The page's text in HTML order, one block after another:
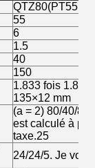
55
6
1.5
40
150
1.833 fois 1.833
135×12 mm
(a = 2) 80/40/
est calculé à
taxe.25
24/24/5. Je